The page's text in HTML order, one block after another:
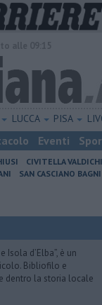
LUCCA PISA
Eventi
CIVITELLA
SAN CASCIANO BAGNI
d’Elba”, è un
Bibliofilo e
dentro la storia locale